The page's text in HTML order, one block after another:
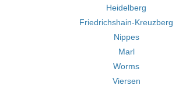
Heidelberg
Friedrichshain-Kreuzberg
Nippes
Marl
Worms
Viersen